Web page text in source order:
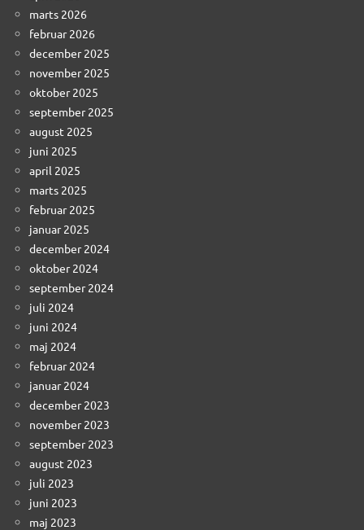
marts 2026
februar 2026
december 2025
november 2025
oktober 2025
september 2025
august 2025
juni 2025
april 2025
marts 2025
februar 2025
januar 2025
december 2024
oktober 2024
september 2024
juli 2024
juni 2024
maj 2024
februar 2024
januar 2024
december 2023
november 2023
september 2023
august 2023
juli 2023
juni 2023
maj 2023